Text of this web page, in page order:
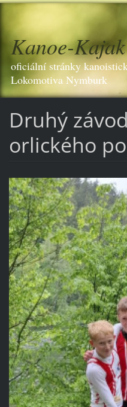
Kanoe-
oficiální stránky
Lokomotiva Nymburk
Druhý
orlického